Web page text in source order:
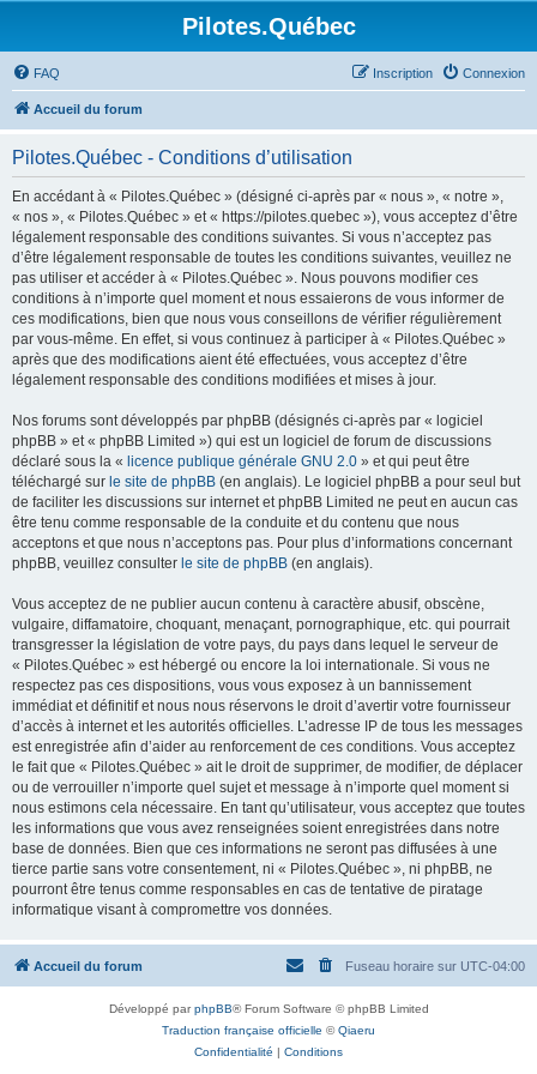
Pilotes.Québec
FAQ Connexion
Inscription
Accueil du forum
Pilotes.Québec - Conditions d’utilisation
En accédant à « Pilotes.Québec » (désigné ci-après par « nous », « notre »,
« nos », « Pilotes.Québec » et « https://pilotes.quebec »), vous acceptez d’être
légalement responsable des conditions suivantes. Si vous n’acceptez pas
d’être légalement responsable de toutes les conditions suivantes, veuillez ne
pas utiliser et accéder à « Pilotes.Québec ». Nous pouvons modifier ces
conditions à n’importe quel moment et nous essaierons de vous informer de
ces modifications, bien que nous vous conseillons de vérifier régulièrement
par vous-même. En effet, si vous continuez à participer à « Pilotes.Québec »
après que des modifications aient été effectuées, vous acceptez d’être
légalement responsable des conditions modifiées et mises à jour.
Nos forums sont développés par phpBB (désignés ci-après par « logiciel
phpBB » et « phpBB Limited ») qui est un logiciel de forum de discussions
déclaré sous la « licence publique générale GNU 2.0 » et qui peut être
téléchargé sur le site de phpBB (en anglais). Le logiciel phpBB a pour seul but
de faciliter les discussions sur internet et phpBB Limited ne peut en aucun cas
être tenu comme responsable de la conduite et du contenu que nous
acceptons et que nous n’acceptons pas. Pour plus d’informations concernant
phpBB, veuillez consulter le site de phpBB (en anglais).
Vous acceptez de ne publier aucun contenu à caractère abusif, obscène,
vulgaire, diffamatoire, choquant, menaçant, pornographique, etc. qui pourrait
transgresser la législation de votre pays, du pays dans lequel le serveur de
« Pilotes.Québec » est hébergé ou encore la loi internationale. Si vous ne
respectez pas ces dispositions, vous vous exposez à un bannissement
immédiat et définitif et nous nous réservons le droit d’avertir votre fournisseur
d’accès à internet et les autorités officielles. L’adresse IP de tous les messages
est enregistrée afin d’aider au renforcement de ces conditions. Vous acceptez
le fait que « Pilotes.Québec » ait le droit de supprimer, de modifier, de déplacer
ou de verrouiller n’importe quel sujet et message à n’importe quel moment si
nous estimons cela nécessaire. En tant qu’utilisateur, vous acceptez que toutes
les informations que vous avez renseignées soient enregistrées dans notre
base de données. Bien que ces informations ne seront pas diffusées à une
tierce partie sans votre consentement, ni « Pilotes.Québec », ni phpBB, ne
pourront être tenus comme responsables en cas de tentative de piratage
informatique visant à compromettre vos données.
Accueil du forum Fuseau horaire sur UTC-04:00
Développé parphpBB® Forum Software © phpBB Limited
Traduction française officielle ©Qiaeru
Confidentialité | Conditions